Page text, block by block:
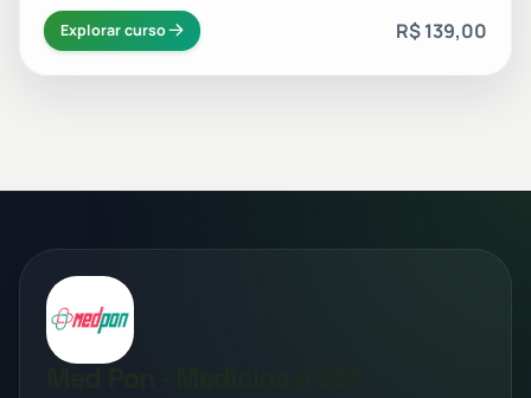
Explorar curso R$ 139,00